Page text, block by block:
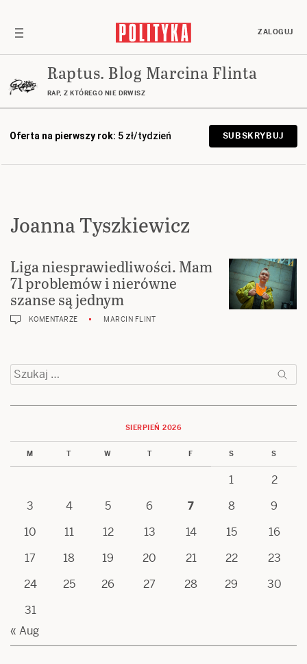
ZALOGUJ
Raptus. Blog Marcina Flinta
RAP, Z KTÓREGO NIE DRWISZ
Oferta na pierwszy rok: 5 zł/tydzień SUBSKRYBUJ
Joanna Tyszkiewicz
Liga niesprawiedliwości. Mam
71 problemów i nierówne
szanse są jednym
KOMENTARZE MARCIN FLINT
Szukaj:
SIERPIEŃ 2026
M T W T F S S
1
2
3
4 5 6 7 8
9
10
11 12 13 14 15
16
17
18 19 20 21 22
23
24
25 26 27 28 29
30
31
« Aug